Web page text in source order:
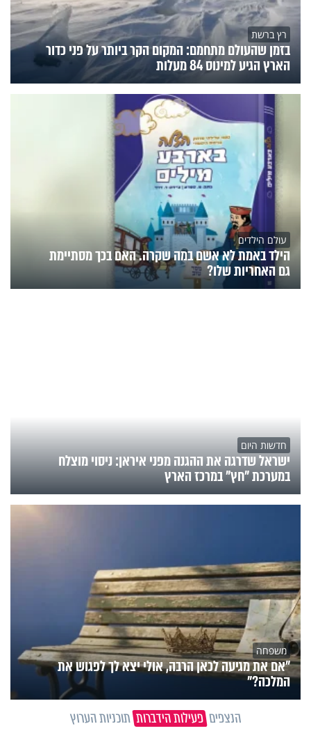
רץ ברשת
בזמן שהעולם מתחמם: המקום הקר ביותר על פני כדור
הארץ הגיע למינוס 84 מעלות
עולם הילדים
הילד באמת לא אשם במה שקרה. האם בכך מסתיימת
גם האחריות שלו?
חדשות היום
ישראל שדרגה את ההגנה מפני איראן: ניסוי מוצלח
במערכת "חץ" במרכז הארץ
משפחה
"אם את מגיעה לכאן הרבה, אולי יצא לך לפגוש את
המלכה?"
הנצפים פעילות הידברות תוכניות הערוץ